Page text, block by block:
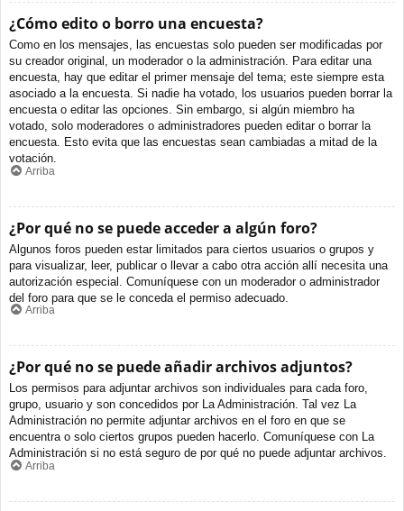
¿Cómo edito o borro una encuesta?
Como en los mensajes, las encuestas solo pueden ser modificadas por
su creador original, un moderador o la administración. Para editar una
encuesta, hay que editar el primer mensaje del tema; este siempre esta
asociado a la encuesta. Si nadie ha votado, los usuarios pueden borrar la
encuesta o editar las opciones. Sin embargo, si algún miembro ha
votado, solo moderadores o administradores pueden editar o borrar la
encuesta. Esto evita que las encuestas sean cambiadas a mitad de la
votación.
Arriba
¿Por qué no se puede acceder a algún foro?
Algunos foros pueden estar limitados para ciertos usuarios o grupos y
para visualizar, leer, publicar o llevar a cabo otra acción allí necesita una
autorización especial. Comuníquese con un moderador o administrador
del foro para que se le conceda el permiso adecuado.
Arriba
¿Por qué no se puede añadir archivos adjuntos?
Los permisos para adjuntar archivos son individuales para cada foro,
grupo, usuario y son concedidos por La Administración. Tal vez La
Administración no permite adjuntar archivos en el foro en que se
encuentra o solo ciertos grupos pueden hacerlo. Comuníquese con La
Administración si no está seguro de por qué no puede adjuntar archivos.
Arriba